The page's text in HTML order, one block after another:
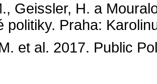
Geissler, H. a
politiky. Praha:
et al. 2017. Public